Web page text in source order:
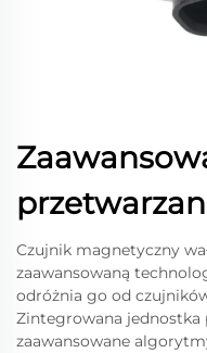
Czujnik magnetyczny
zaawansowaną
odróżnia go od
Zintegrowana jednostka
zaawansowane